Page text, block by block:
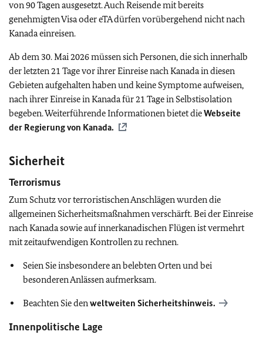
von 90 Tagen ausgesetzt. Auch Reisende mit bereits
genehmigten Visa oder eTA dürfen vorübergehend nicht nach
Kanada einreisen.
Ab dem 30. Mai 2026 müssen sich Personen, die sich innerhalb
der letzten 21 Tage vor ihrer Einreise nach Kanada in diesen
Gebieten aufgehalten haben und keine Symptome aufweisen,
nach ihrer Einreise in Kanada für 21 Tage in Selbstisolation
begeben. Weiterführende Informationen bietet dieWebseite
der Regierung von Kanada.
Sicherheit
Terrorismus
Zum Schutz vor terroristischen Anschlägen wurden die
allgemeinen Sicherheitsmaßnahmen verschärft. Bei der Einreise
nach Kanada sowie auf innerkanadischen Flügen ist vermehrt
mit zeitaufwendigen Kontrollen zu rechnen.
Seien Sie insbesondere an belebten Orten und bei
besonderen Anlässen aufmerksam.
Beachten Sie denweltweiten Sicherheitshinweis.
Innenpolitische Lage